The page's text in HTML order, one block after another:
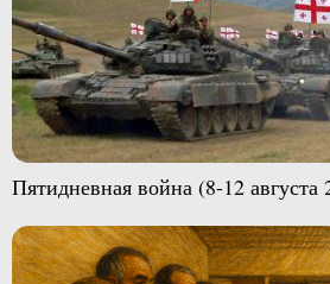
Пятидневная война (8-12 августа